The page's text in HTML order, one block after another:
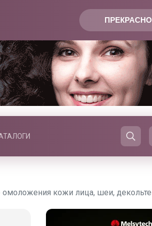
ПРЕКРАСНО
омоложения кожи лица, шеи, декольте